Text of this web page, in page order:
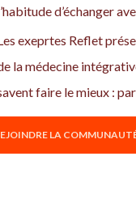
d’échanger
exeprtes Reflet
la médecine
faire le mieux :
LA